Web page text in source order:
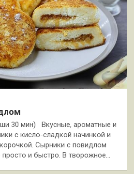
30 мин) Вкусные, ароматные и
с кисло-сладкой начинкой и
Сырники с повидлом
просто и быстро. В творожное…